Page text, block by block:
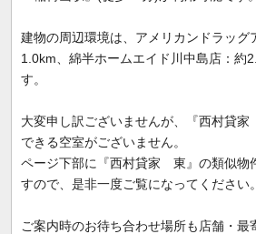
建物の周辺環境は、アメリカンドラッグ
1.0km、綿半ホームエイド川中島店：約
す。
大変申し訳ございませんが、『西村貸
できる空室がございません。
ページ下部に『西村貸家 東』の類似物
すので、是非一度ご覧になってください。
ご案内時のお待ち合わせ場所も店舗・最